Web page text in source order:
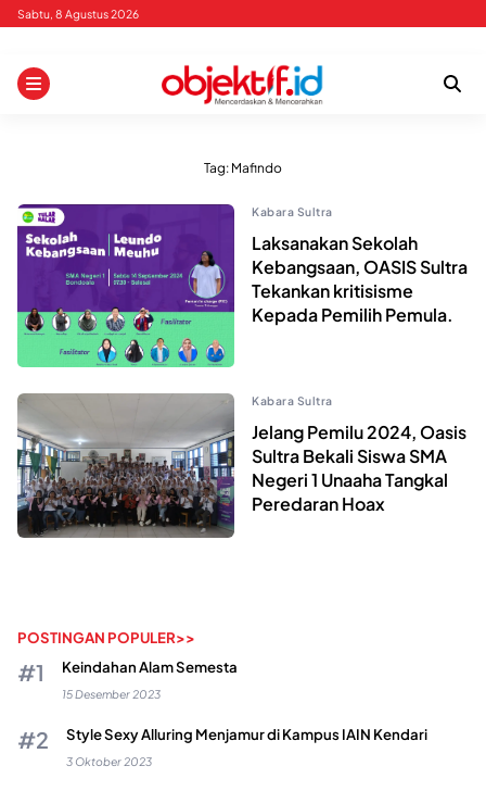
Skip
content
Sabtu, 8 Agustus 2026
Tag: Mafindo
Kabara Sultra
Laksanakan Sekolah
Kebangsaan, OASIS Sultra
Tekankan kritisisme
Kepada Pemilih Pemula.
Kabara Sultra
Jelang Pemilu 2024, Oasis
Sultra Bekali Siswa SMA
Negeri 1 Unaaha Tangkal
Peredaran Hoax
POSTINGAN POPULER>>
Keindahan Alam Semesta
15 Desember 2023
Style Sexy Alluring Menjamur di Kampus IAIN Kendari
3 Oktober 2023